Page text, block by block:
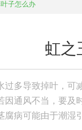
子怎么办
虹之
过多导致掉叶，可
因通风不当，要及
腐病可能由于潮湿